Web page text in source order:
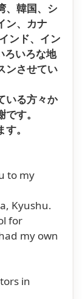
、韓国、シ
ン、カナ
ンド、イン
ろいろな地
ンさせてい
いる方々か
す。
。
to my
Kyushu.
for
my own
in